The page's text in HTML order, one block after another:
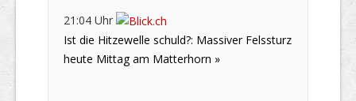
21:04 Uhr
Ist die Hitzewelle schuld?: Massiver Felssturz
heute Mittag am Matterhorn »